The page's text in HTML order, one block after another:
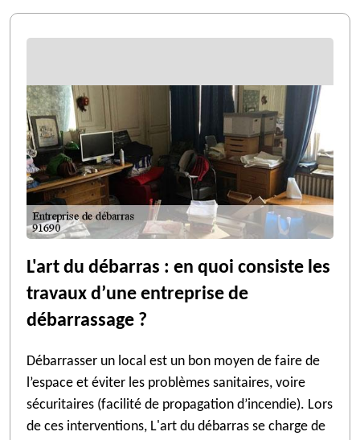
L'art du débarras : en quoi consiste les
travaux d’une entreprise de
débarrassage ?
Débarrasser un local est un bon moyen de faire de
l’espace et éviter les problèmes sanitaires, voire
sécuritaires (facilité de propagation d’incendie). Lors
de ces interventions, L'art du débarras se charge de